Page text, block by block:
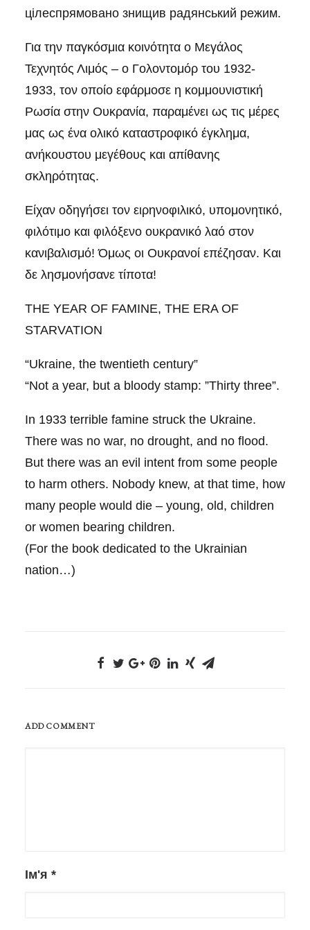
цілеспрямовано знищив радянський режим.
Για την παγκόσμια κοινότητα ο Μεγάλος
Τεχνητός Λιμός – ο Γολοντομόρ του 1932-
1933, τον οποίο εφάρμοσε η κομμουνιστική
Ρωσία στην Ουκρανία, παραμένει ως τις μέρες
μας ως ένα ολικό καταστροφικό έγκλημα,
ανήκουστου μεγέθους και απίθανης
σκληρότητας.
Είχαν οδηγήσει τον ειρηνοφιλικό, υπομονητικό,
φιλότιμο και φιλόξενο ουκρανικό λαό στον
κανιβαλισμό! Όμως οι Ουκρανοί επέζησαν. Και
δε λησμονήσανε τίποτα!
THE YEAR OF FAMINE, THE ERA OF
STARVATION
“Ukraine, the twentieth century”
“Not a year, but a bloody stamp: ”Thirty three”.
In 1933 terrible famine struck the Ukraine.
There was no war, no drought, and no flood.
But there was an evil intent from some people
to harm others. Nobody knew, at that time, how
many people would die – young, old, children
or women bearing children.
(For the book dedicated to the Ukrainian
nation…)
ADD COMMENT
Ім'я *